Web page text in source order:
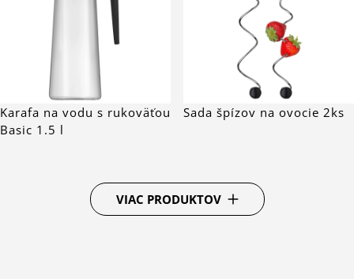
Karafa na vodu s rukoväťou
Basic 1.5 l
Sada špízov na ovocie 2ks
VIAC PRODUKTOV